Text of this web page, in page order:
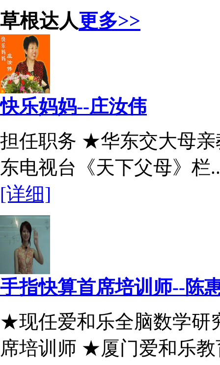
草根达人更多>>
快乐妈妈--庄汝伟
担任职务 ★华东交大母
东电视台《天下父母》栏
[详细]
手指快算首席培训师--陈
★现任爱和乐全脑数学研
席培训师 ★厦门爱和乐教